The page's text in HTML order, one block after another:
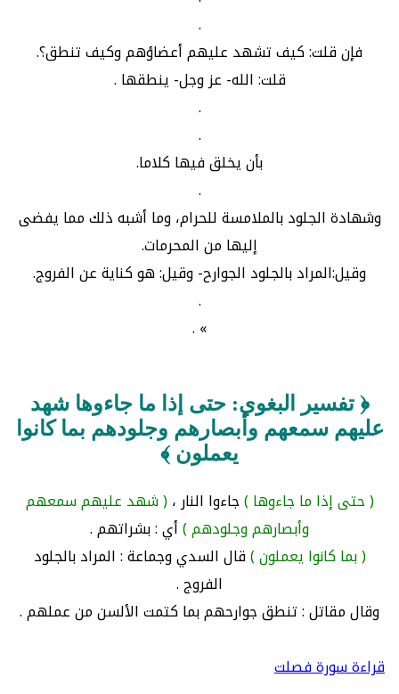
.
فإن قلت: كيف تشهد عليهم أعضاؤهم وكيف تنطق؟.
قلت: الله- عز وجل- ينطقها .
.
.
بأن يخلق فيها كلاما.
.
وشهادة الجلود بالملامسة للحرام، وما أشبه ذلك مما يفضى
إليها من المحرمات.
وقيل:المراد بالجلود الجوارح- وقيل: هو كناية عن الفروج.
.
» .
﴿ تفسير البغوي: حتى إذا ما جاءوها شهد
عليهم سمعهم وأبصارهم وجلودهم بما كانوا
يعملون ﴾
( حتى إذا ما جاءوها )جاءوا النار ،( شهد عليهم سمعهم
وأبصارهم وجلودهم )أي : بشراتهم .
( بما كانوا يعملون )قال السدي وجماعة : المراد بالجلود
الفروج .
وقال مقاتل : تنطق جوارحهم بما كتمت الألسن من عملهم .
قراءة سورة فصلت